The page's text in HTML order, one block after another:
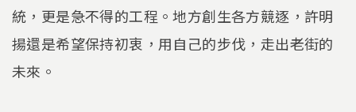
統，更是急不得的工程。地方創生各方競逐，許明
揚還是希望保持初衷，用自己的步伐，走出老街的
未來。